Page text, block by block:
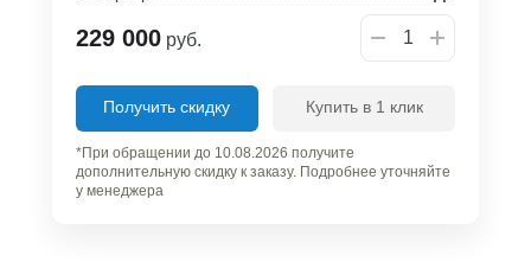
229 000 руб.
Получить скидку Купить в 1 клик
*При обращении до 10.08.2026 получите
дополнительную скидку к заказу. Подробнее уточняйте
у менеджера